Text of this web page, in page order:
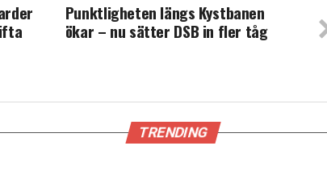
Punktligheten längs Kystbanen
ökar – nu sätter DSB in fler tåg
TRENDING